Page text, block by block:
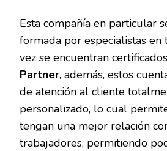
Esta compañía en particular
formada por especialistas en
vez se encuentran
Partner, además, estos
de atención al cliente
personalizado, lo cual
tengan una mejor relación
trabajadores, permitiendo